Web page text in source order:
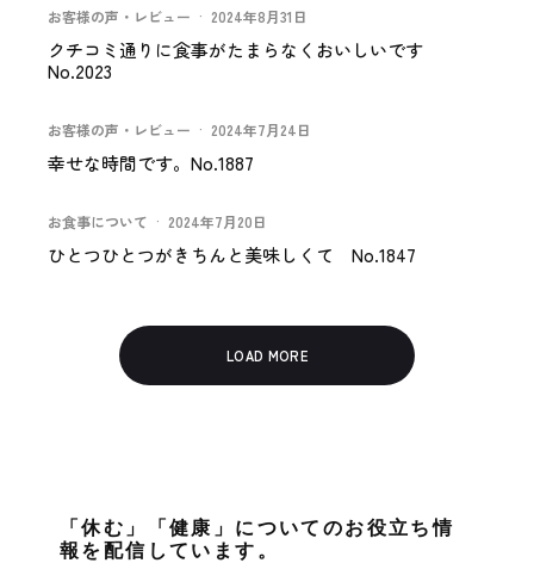
お客様の声・レビュー · 2024年8月31日
クチコミ通りに食事がたまらなくおいしいです
No.2023
お客様の声・レビュー · 2024年7月24日
幸せな時間です。No.1887
お食事について · 2024年7月20日
ひとつひとつがきちんと美味しくて No.1847
LOAD MORE
「休む」「健康」についてのお役立ち情
報を配信しています。